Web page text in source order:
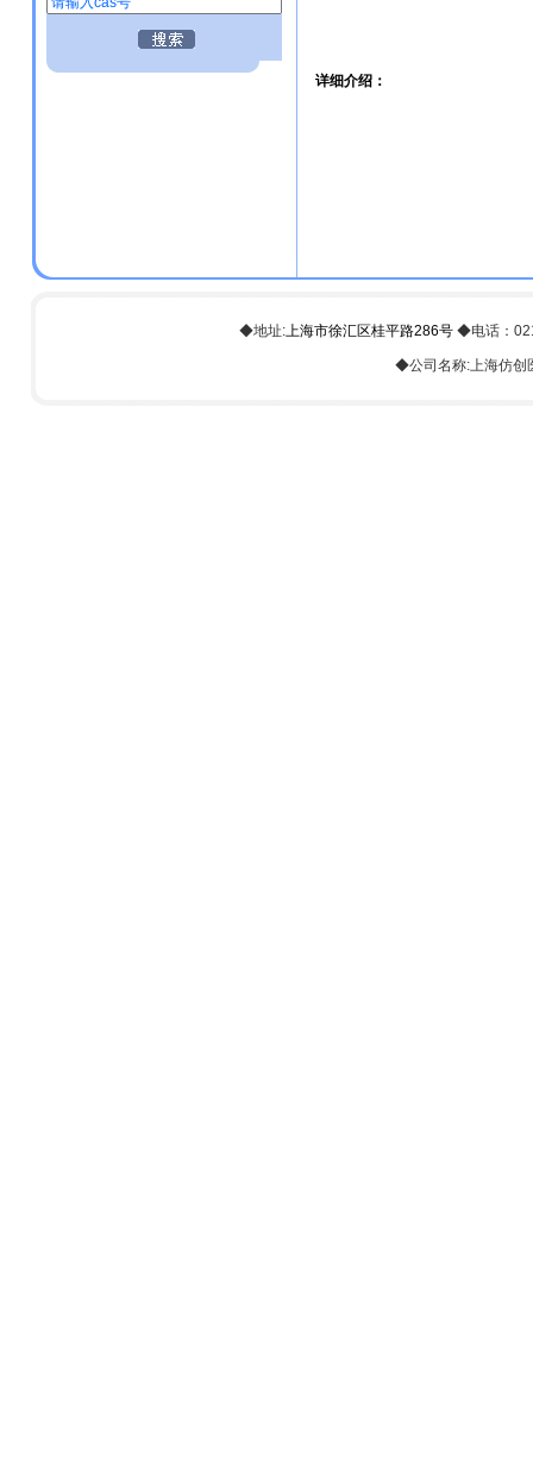
详细介绍：
◆地址:上海市徐汇区桂平路286号 ◆电话：
◆公司名称:上海仿创